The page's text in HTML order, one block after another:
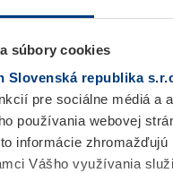
súbory cookies
Slovenská republika
pre sociálne médiá
používania webovej
informácie
Vášho využívania